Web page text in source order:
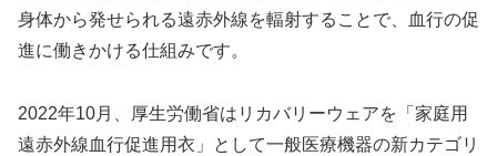
身体から発せられる遠赤外線を輻射することで、血行の促
進に働きかける仕組みです。
2022年10月、厚生労働省はリカバリーウェアを「家庭用
遠赤外線血行促進用衣」として一般医療機器の新カテゴリ